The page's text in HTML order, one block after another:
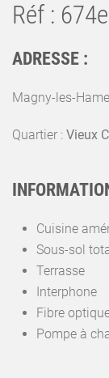
Réf :
ADRESSE :
Magny-les-
Quartier : Vieux
Cuisine
Sous-sol
Terrasse
Interphone
Fibre
Pompe à